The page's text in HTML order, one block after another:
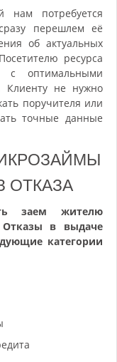
нам потребуется
перешлем её
об актуальных
ресурса
с оптимальными
Клиенту не нужно
поручителя или
точные данные
ОТКАЗА
заем жителю
Отказы в выдаче
категории